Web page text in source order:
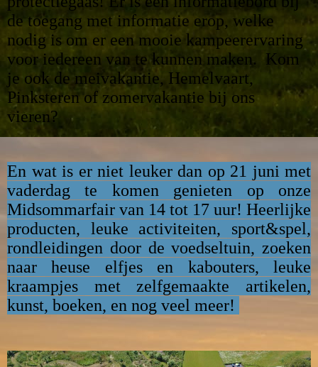
de toegang met informatie erop, welke
nodig is om er een mooie kampeerervaring
voor iedereen van te kunnen maken. Kom
je ook de meivakantie, Hemelvaart,
Pinksteren of zomervakantie bij ons
vieren?
En wat is er niet leuker dan op 21 juni met
vaderdag te komen genieten op onze
Midsommarfair van 14 tot 17 uur! Heerlijke
producten, leuke activiteiten, sport&spel,
rondleidingen door de voedseltuin, zoeken
naar heuse elfjes en kabouters, leuke
kraampjes met zelfgemaakte artikelen,
kunst, boeken, en nog veel meer!